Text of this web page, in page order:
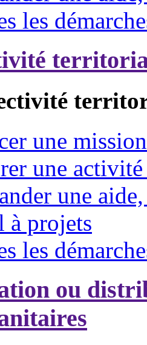
les
une mission
une
une
à projets
les
ou